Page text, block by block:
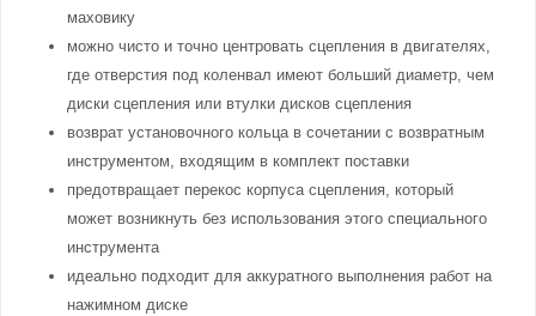
маховику
можно чисто и точно центровать сцепления в двигателях,
где отверстия под коленвал имеют больший диаметр, чем
диски сцепления или втулки дисков сцепления
возврат установочного кольца в сочетании с возвратным
инструментом, входящим в комплект поставки
предотвращает перекос корпуса сцепления, который
может возникнуть без использования этого специального
инструмента
идеально подходит для аккуратного выполнения работ на
нажимном диске